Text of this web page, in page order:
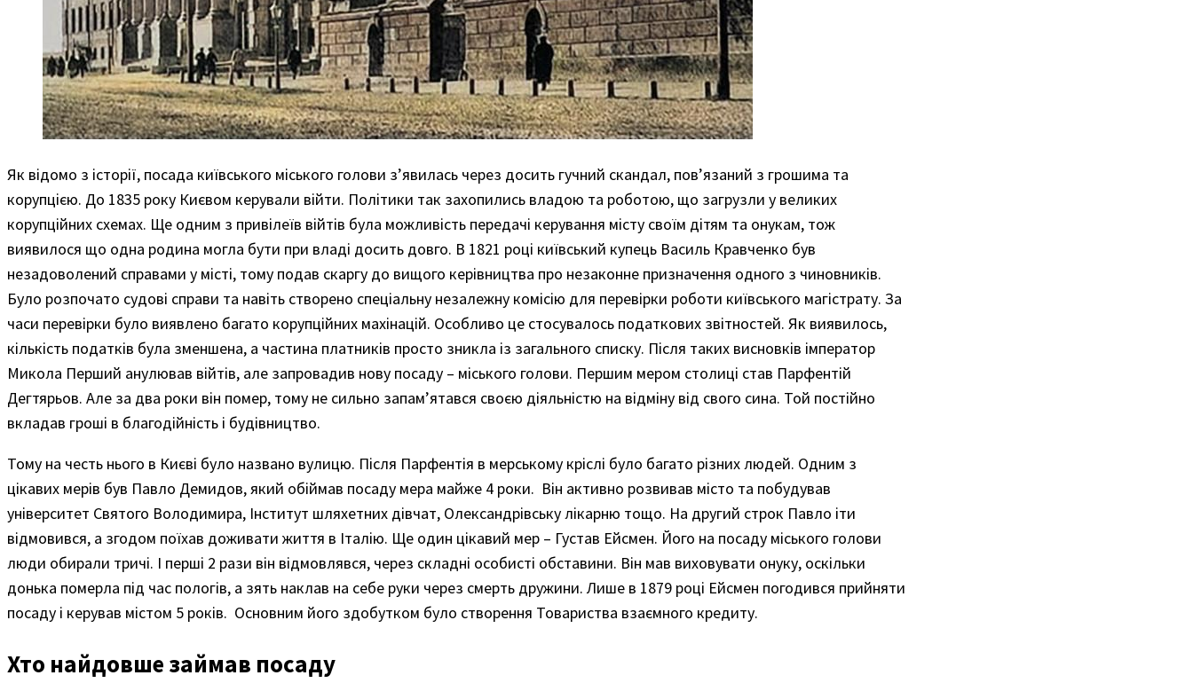
Як відомо з історії, посада київського міського голови з’явилась через досить гучний скандал, пов’язаний з грошима та
корупцією. До 1835 року Києвом керували війти. Політики так захопились владою та роботою, що загрузли у великих
корупційних схемах. Ще одним з привілеїв війтів була можливість передачі керування місту своїм дітям та онукам, тож
виявилося що одна родина могла бути при владі досить довго. В 1821 році київський купець Василь Кравченко був
незадоволений справами у місті, тому подав скаргу до вищого керівництва про незаконне призначення одного з чиновників.
Було розпочато судові справи та навіть створено спеціальну незалежну комісію для перевірки роботи київського магістрату. За
часи перевірки було виявлено багато корупційних махінацій. Особливо це стосувалось податкових звітностей. Як виявилось,
кількість податків була зменшена, а частина платників просто зникла із загального списку. Після таких висновків імператор
Микола Перший анулював війтів, але запровадив нову посаду – міського голови. Першим мером столиці став Парфентій
Дегтярьов. Але за два роки він помер, тому не сильно запам’ятався своєю діяльністю на відміну від свого сина. Той постійно
вкладав гроші в благодійність і будівництво.
Тому на честь нього в Києві було названо вулицю. Після Парфентія в мерському кріслі було багато різних людей. Одним з
цікавих мерів був Павло Демидов, який обіймав посаду мера майже 4 роки. Він активно розвивав місто та побудував
університет Святого Володимира, Інститут шляхетних дівчат, Олександрівську лікарню тощо. На другий строк Павло іти
відмовився, а згодом поїхав доживати життя в Італію. Ще один цікавий мер – Густав Ейсмен. Його на посаду міського голови
люди обирали тричі. І перші 2 рази він відмовлявся, через складні особисті обставини. Він мав виховувати онуку, оскільки
донька померла під час пологів, а зять наклав на себе руки через смерть дружини. Лише в 1879 році Ейсмен погодився прийняти
посаду і керував містом 5 років. Основним його здобутком було створення Товариства взаємного кредиту.
Хто найдовше займав посаду